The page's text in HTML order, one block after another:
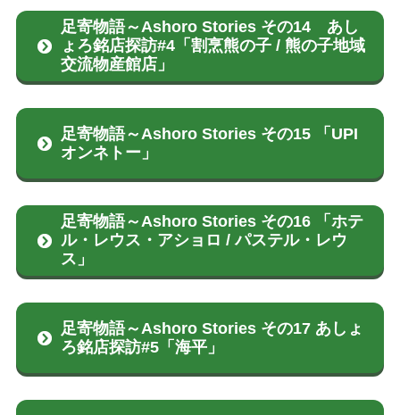
足寄物語～Ashoro Stories その14 あし
ょろ銘店探訪#4「割烹熊の子 / 熊の子地域
交流物産館店」
足寄物語～Ashoro Stories その15 「UPI
オンネトー」
足寄物語～Ashoro Stories その16 「ホテ
ル・レウス・アショロ / パステル・レウ
ス」
足寄物語～Ashoro Stories その17 あしょ
ろ銘店探訪#5「海平」